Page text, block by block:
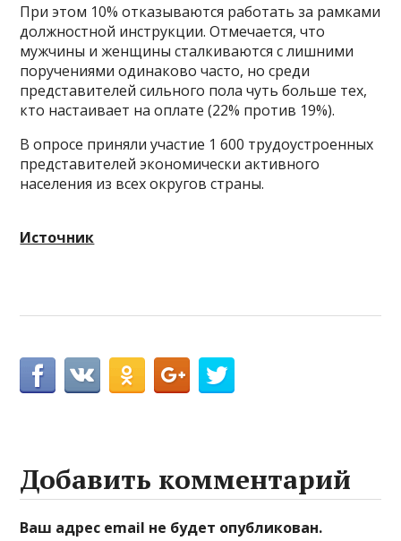
При этом 10% отказываются работать за рамками
должностной инструкции. Отмечается, что
мужчины и женщины сталкиваются с лишними
поручениями одинаково часто, но среди
представителей сильного пола чуть больше тех,
кто настаивает на оплате (22% против 19%).
В опросе приняли участие 1 600 трудоустроенных
представителей экономически активного
населения из всех округов страны.
Источник
Добавить комментарий
Ваш адрес email не будет опубликован.